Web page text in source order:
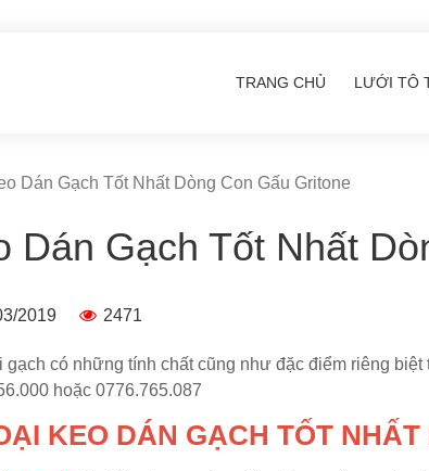
Dán Gạch Tốt Nhất
2019 2471
gạch có những tính chất cũng như đặc điểm riêng
hoặc 0776.765.087
KEO DÁN GẠCH TỐT
TRANG CHỦ LƯỚI TÔ
Dán Gạch Tốt Nhất Dòng Con Gấu Gritone